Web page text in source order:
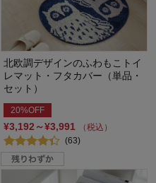
北欧調デザインのふわもこトイ
レマット・フタカバー（単品・
セット）
20%OFF
¥3,192～¥3,991
（税込）
(63)